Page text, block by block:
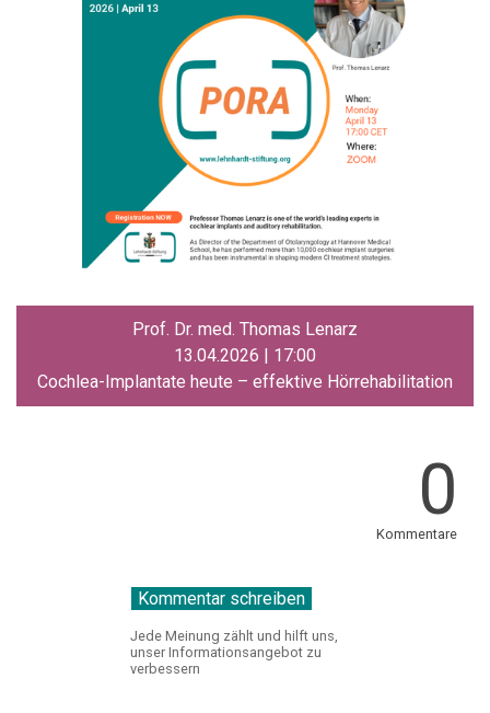
Prof. Dr. med. Thomas Lenarz
13.04.2026 | 17:00
Cochlea-Implantate heute – effektive Hörrehabilitation
0
Kommentare
Jede Meinung zählt und hilft uns,
unser Informationsangebot zu
verbessern